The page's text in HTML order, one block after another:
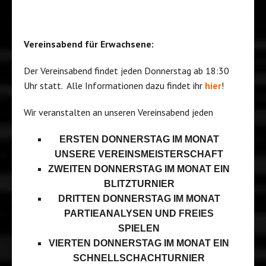
Vereinsabend für Erwachsene:
Der Vereinsabend findet jeden Donnerstag ab 18:30
Uhr statt. Alle Informationen dazu findet ihr hier!
Wir veranstalten an unseren Vereinsabend jeden
ERSTEN DONNERSTAG IM MONAT
UNSERE VEREINSMEISTERSCHAFT
ZWEITEN DONNERSTAG IM MONAT EIN
BLITZTURNIER
DRITTEN DONNERSTAG IM MONAT
PARTIEANALYSEN UND FREIES
SPIELEN
VIERTEN DONNERSTAG IM MONAT EIN
SCHNELLSCHACHTURNIER